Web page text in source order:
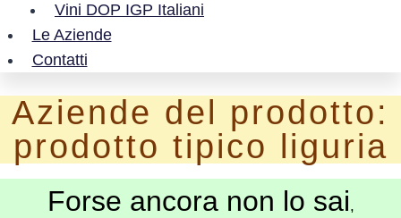
Vini DOP IGP Italiani
Le Aziende
Contatti
Aziende del prodotto:
prodotto tipico liguria
Forse ancora non lo sai,